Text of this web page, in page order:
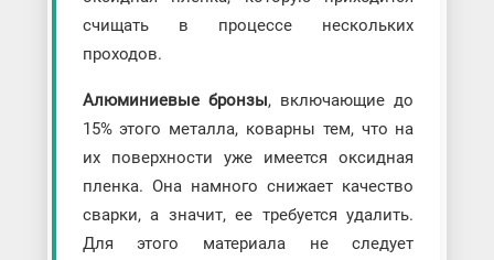
счищать в процессе нескольких
проходов.
Алюминиевые бронзы, включающие до
15% этого металла, коварны тем, что на
их поверхности уже имеется оксидная
пленка. Она намного снижает качество
сварки, а значит, ее требуется удалить.
Для этого материала не следует